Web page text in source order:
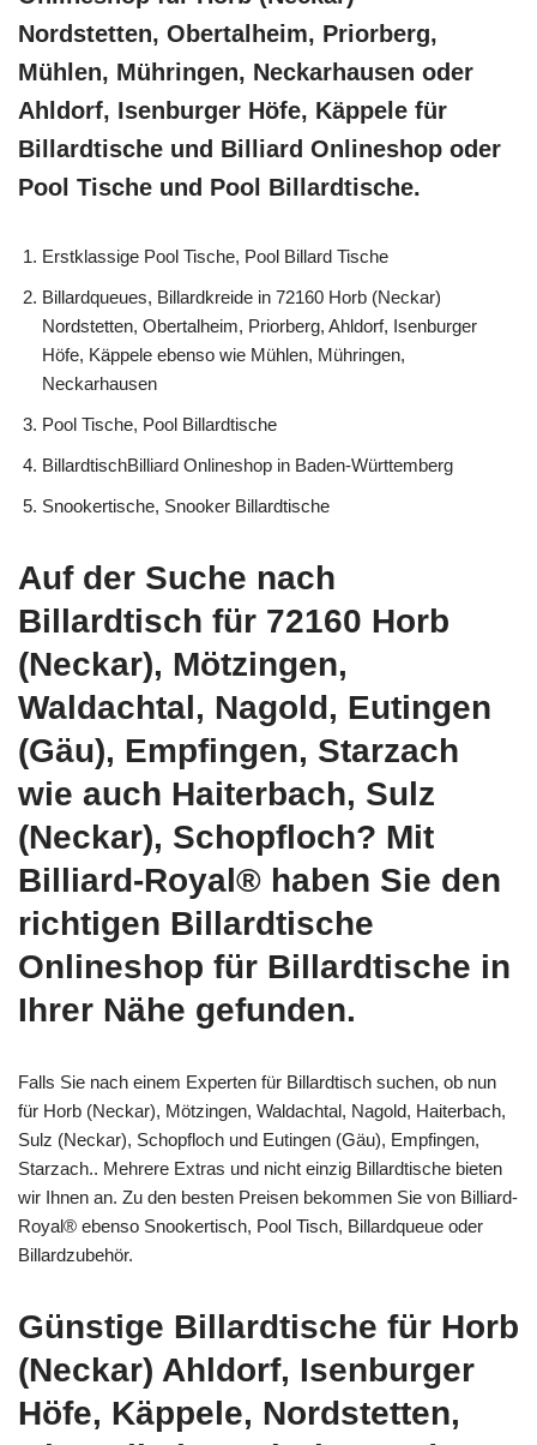
Nordstetten, Obertalheim, Priorberg,
Mühlen, Mühringen, Neckarhausen oder
Ahldorf, Isenburger Höfe, Käppele für
Billardtische und Billiard Onlineshop oder
Pool Tische und Pool Billardtische.
Erstklassige Pool Tische, Pool Billard Tische
Billardqueues, Billardkreide in 72160 Horb (Neckar)
Nordstetten, Obertalheim, Priorberg, Ahldorf, Isenburger
Höfe, Käppele ebenso wie Mühlen, Mühringen,
Neckarhausen
Pool Tische, Pool Billardtische
BillardtischBilliard Onlineshop in Baden-Württemberg
Snookertische, Snooker Billardtische
Auf der Suche nach
Billardtisch für 72160 Horb
(Neckar), Mötzingen,
Waldachtal, Nagold, Eutingen
(Gäu), Empfingen, Starzach
wie auch Haiterbach, Sulz
(Neckar), Schopfloch? Mit
Billiard-Royal® haben Sie den
richtigen Billardtische
Onlineshop für Billardtische in
Ihrer Nähe gefunden.
Falls Sie nach einem Experten für Billardtisch suchen, ob nun
für Horb (Neckar), Mötzingen, Waldachtal, Nagold, Haiterbach,
Sulz (Neckar), Schopfloch und Eutingen (Gäu), Empfingen,
Starzach.. Mehrere Extras und nicht einzig Billardtische bieten
wir Ihnen an. Zu den besten Preisen bekommen Sie von Billiard-
Royal® ebenso Snookertisch, Pool Tisch, Billardqueue oder
Billardzubehör.
Günstige Billardtische für Horb
(Neckar) Ahldorf, Isenburger
Höfe, Käppele, Nordstetten,